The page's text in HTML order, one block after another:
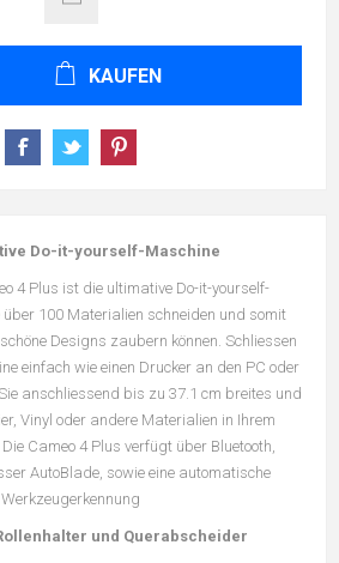
KAUFEN
Do-it-yourself-Maschine
4 Plus ist die ultimative Do-it-yourself-
100 Materialien schneiden und somit
Designs zaubern können. Schliessen
einfach wie einen Drucker an den PC oder
anschliessend bis zu 37.1 cm breites und
Vinyl oder andere Materialien in Ihrem
Cameo 4 Plus verfügt über Bluetooth,
AutoBlade, sowie eine automatische
Werkzeugerkennung
und Querabscheider